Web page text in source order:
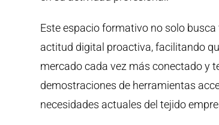
Este espacio formativo no solo
actitud digital proactiva, facilitando
mercado cada vez más conectado y
demostraciones de herramientas
necesidades actuales del tejido